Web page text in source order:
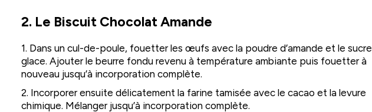
2. Le Biscuit Chocolat Amande
1. Dans un cul-de-poule, fouetter les œufs avec la poudre d’amande et le sucre
glace. Ajouter le beurre fondu revenu à température ambiante puis fouetter à
nouveau jusqu’à incorporation complète.
2. Incorporer ensuite délicatement la farine tamisée avec le cacao et la levure
chimique. Mélanger jusqu’à incorporation complète.